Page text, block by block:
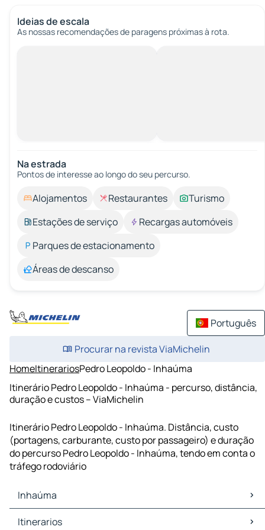
Ideias de escala
As nossas recomendações de paragens próximas à rota.
Na estrada
Pontos de interesse ao longo do seu percurso.
Alojamentos Restaurantes
Turismo
Estações de serviço
Recargas automóveis
Parques de estacionamento
Áreas de descanso
Português
Procurar na revista ViaMichelin
HomeItinerariosPedro Leopoldo - Inhaúma
Itinerário Pedro Leopoldo - Inhaúma - percurso, distância,
duração e custos – ViaMichelin
Itinerário Pedro Leopoldo - Inhaúma. Distância, custo
(portagens, carburante, custo por passageiro) e duração
do percurso Pedro Leopoldo - Inhaúma, tendo em conta o
tráfego rodoviário
Inhaúma
Inhaúma Mapas Plantas
Itinerarios